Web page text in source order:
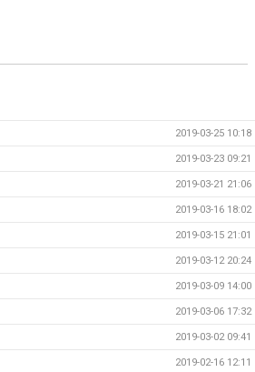
2019-03-25 10:18
2019-03-23 09:21
2019-03-21 21:06
2019-03-16 18:02
2019-03-15 21:01
2019-03-12 20:24
2019-03-09 14:00
2019-03-06 17:32
2019-03-02 09:41
2019-02-16 12:11